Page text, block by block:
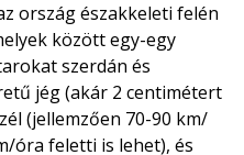
ország északkeleti felén
között egy-egy
szerdán és
jég (akár 2 centimétert
(jellemzően 70-90 km/
óra feletti is lehet), és